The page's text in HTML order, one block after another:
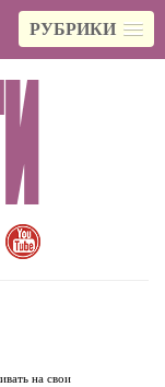
РУБРИКИ
на свои